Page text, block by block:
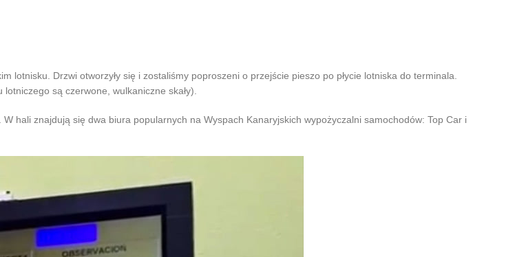
lotnisku. Drzwi otworzyły się i zostaliśmy poproszeni o przejście pieszo po płycie lotniska do terminala.
są czerwone, wulkaniczne skały).
hali znajdują się dwa biura popularnych na Wyspach Kanaryjskich wypożyczalni samochodów: Top Car i